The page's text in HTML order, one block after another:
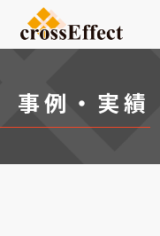
事例・実績